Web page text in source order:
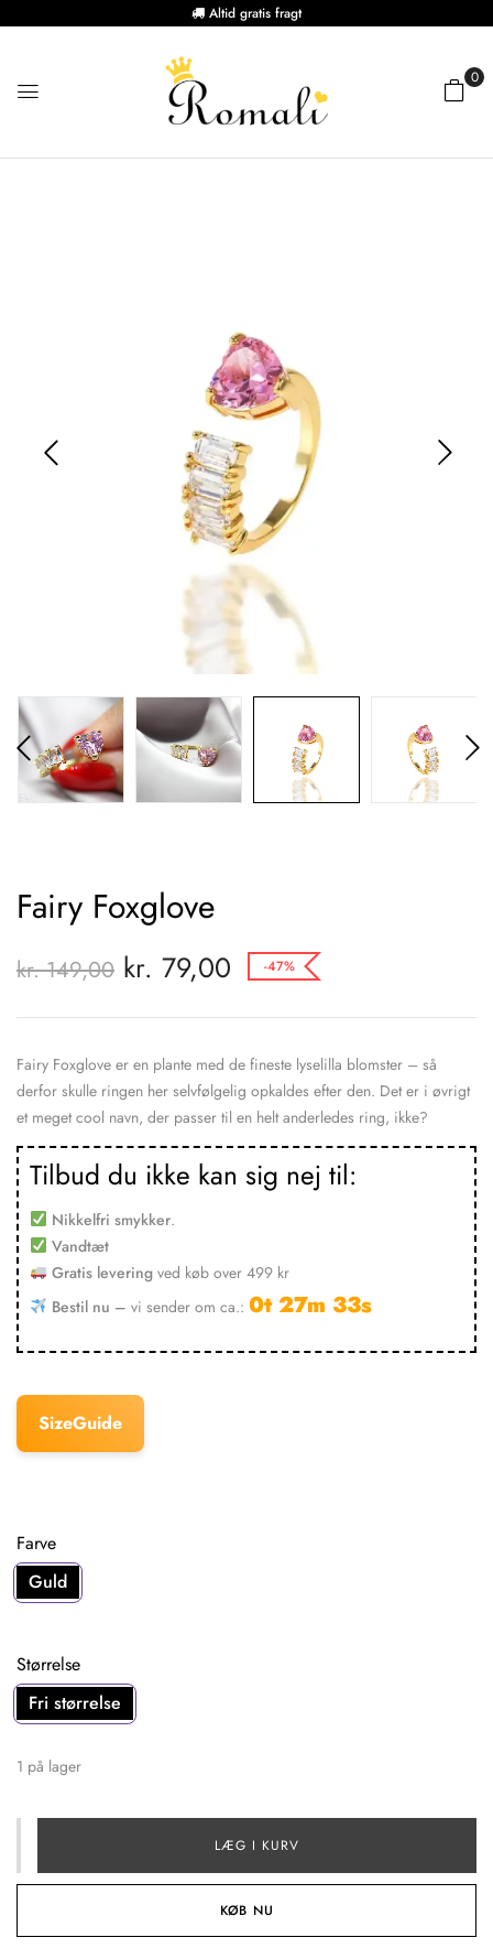
Altid gratis fragt
0
Fairy Foxglove
kr.149,00 kr. 79,00 -47%
Fairy Foxglove er en plante med de fineste lyselilla blomster – så
derfor skulle ringen her selvfølgelig opkaldes efter den. Det er i øvrigt
et meget cool navn, der passer til en helt anderledes ring, ikke?
Tilbud du ikke kan sig nej til:
Nikkelfri smykker.
Vandtæt
Gratis leveringved køb over 499 kr
Bestil nu – vi sender om ca.: 0t 27m 33s
Farve
Guld
Størrelse
Fri størrelse
1 på lager
LÆG I KURV
KØB NU